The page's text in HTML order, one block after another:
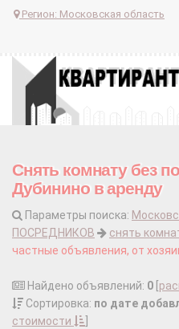
Регион: Московская область
Снять комнату без
Дубинино в аренду
Параметры поиска:
ПОСРЕДНИКОВ
снять
частные объявления, от
Найдено объявлений: 0
Сортировка: по дате
стоимости